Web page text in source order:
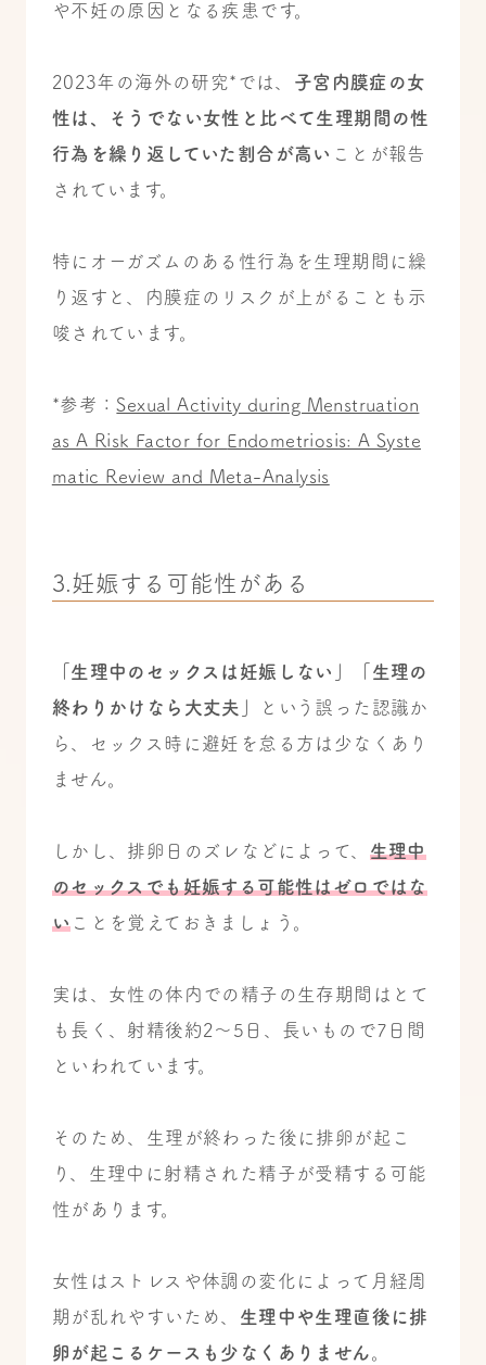
や不妊の原因となる疾患です。
2023年の海外の研究*では、 子宮内膜症の女
性は、そうでない女性と比べて生理期間の性
行為を繰り返していた割合が高い ことが報告
されています。
特にオーガズムのある性行為を生理期間に繰
り返すと、内膜症のリスクが上がることも示
唆されています。
*参考：Sexual Activity during Menstruation
as A Risk Factor for Endometriosis: A Syste
matic Review and Meta-Analysis
3.妊娠する可能性がある
「生理中のセックスは妊娠しない」「生理の
終わりかけなら大丈夫」
という誤った認識か
ら、セックス時に避妊を怠る方は少なくあり
ません。
しかし、排卵日のズレなどによって、 生理中
のセックスでも妊娠する可能性はゼロではな
い ことを覚えておきましょう。
実は、女性の体内での精子の生存期間はとて
も長く、射精後約2～5日、長いもので7日間
といわれています。
そのため、生理が終わった後に排卵が起こ
り、生理中に射精された精子が受精する可能
性があります。
女性はストレスや体調の変化によって月経周
期が乱れやすいため、 生理中や生理直後に排
卵が起こるケースも少なくありません 。